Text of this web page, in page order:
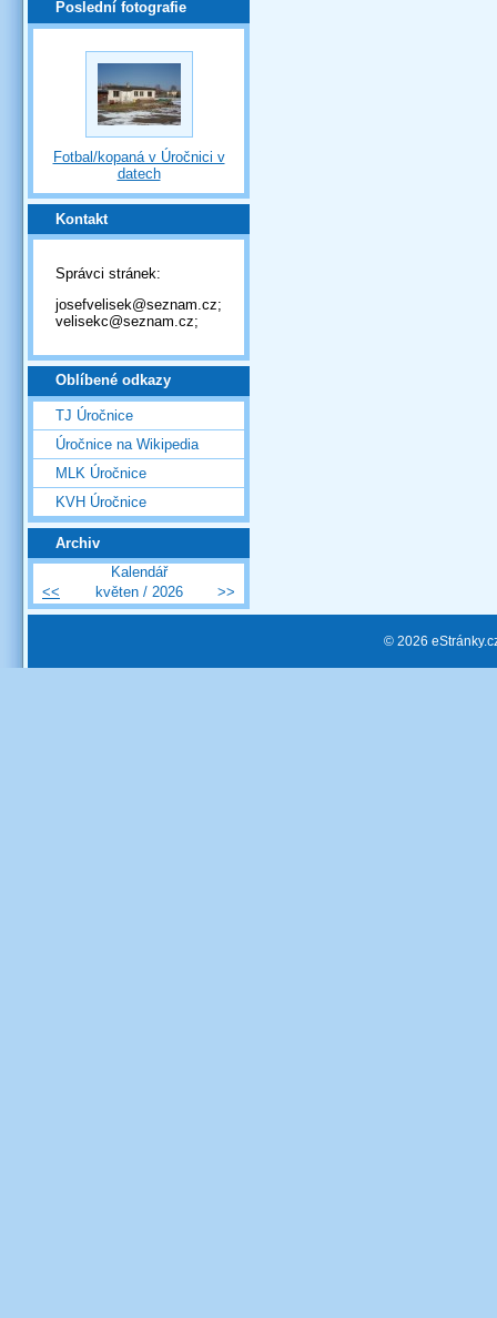
Poslední fotografie
Fotbal/kopaná v Úročnici v
datech
Kontakt
Správci stránek:
josefvelisek@seznam.cz;
velisekc@seznam.cz;
Oblíbené odkazy
TJ Úročnice
Úročnice na Wikipedia
MLK Úročnice
KVH Úročnice
Archiv
Kalendář
<<
květen / 2026 >>
© 2026